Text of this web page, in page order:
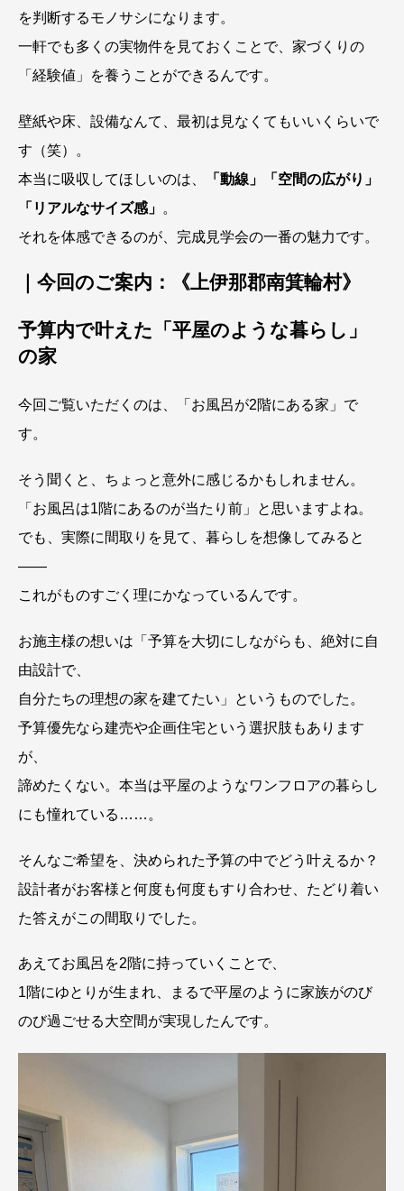
を判断するモノサシになります。
一軒でも多くの実物件を見ておくことで、家づくりの
「経験値」を養うことができるんです。
壁紙や床、設備なんて、最初は見なくてもいいくらいで
す（笑）。
本当に吸収してほしいのは、
「動線」「空間の広がり」
「リアルなサイズ感」 。
それを体感できるのが、完成見学会の一番の魅力です。
｜今回のご案内：《上伊那郡南箕輪村》
予算内で叶えた「平屋のような暮らし」
の家
今回ご覧いただくのは、「お風呂が2階にある家」で
す。
そう聞くと、ちょっと意外に感じるかもしれません。
「お風呂は1階にあるのが当たり前」と思いますよね。
でも、実際に間取りを見て、暮らしを想像してみると
——
これがものすごく理にかなっているんです。
お施主様の想いは「予算を大切にしながらも、絶対に自
由設計で、
自分たちの理想の家を建てたい」というものでした。
予算優先なら建売や企画住宅という選択肢もあります
が、
諦めたくない。本当は平屋のようなワンフロアの暮らし
にも憧れている……。
そんなご希望を、決められた予算の中でどう叶えるか？
設計者がお客様と何度も何度もすり合わせ、たどり着い
た答えがこの間取りでした。
あえてお風呂を2階に持っていくことで、
1階にゆとりが生まれ、まるで平屋のように家族がのび
のび過ごせる大空間が実現したんです。